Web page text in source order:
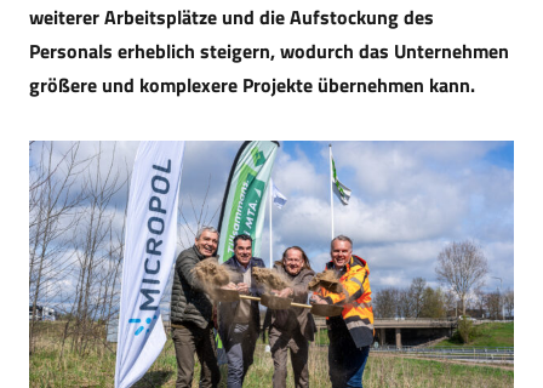
weiterer Arbeitsplätze und die Aufstockung des
Personals erheblich steigern, wodurch das Unternehmen
größere und komplexere Projekte übernehmen kann.